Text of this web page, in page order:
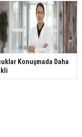
Konuşmada Daha